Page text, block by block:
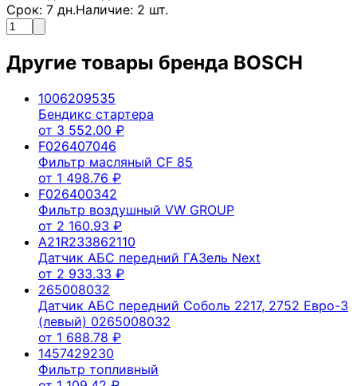
Срок: 7 дн.Наличие: 2 шт.
Другие товары бренда BOSCH
1006209535
Бендикс стартера
от 3 552.00 ₽
F026407046
Фильтр масляный CF 85
от 1 498.76 ₽
F026400342
Фильтр воздушный VW GROUP
от 2 160.93 ₽
A21R233862110
Датчик АБС передний ГАЗель Next
от 2 933.33 ₽
265008032
Датчик АБС передний Соболь 2217, 2752 Евро-3
(левый) 0265008032
от 1 688.78 ₽
1457429230
Фильтр топливный